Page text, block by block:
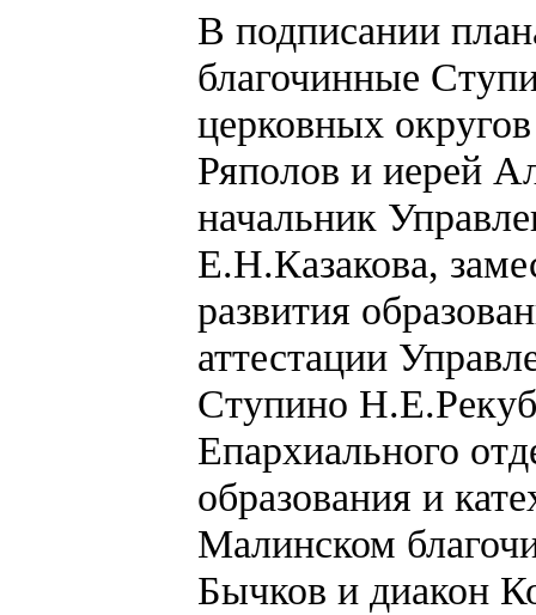
В подписании
благочинные
церковных
Ряполов и иерей
начальник
Е.Н.Казакова,
развития
аттестации
Ступино
Епархиального
образования и
Малинском
Бычков и диакон